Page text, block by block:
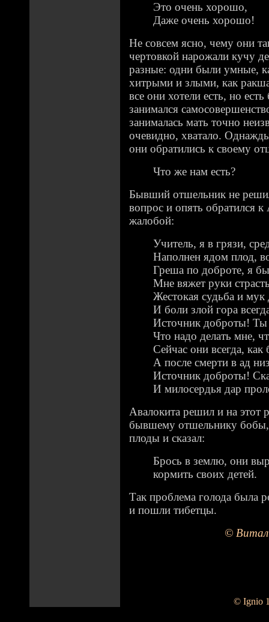
Это очень хорошо,
Даже очень хорошо!
Не совсем ясно, чему они
чертовкой нарожали кучу
разные: одни были умные,
хитрыми и злыми, как
все они хотели есть, но
занимался
занималась мать точно
очевидно, хватало.
они обратились к своему
Что же нам есть?
Бывший отшельник не
вопрос и опять обратился
жалобой:
Учитель, я в грязи,
Наполнен ядом плод,
Греша по доброте, я
Мне вяжет руки
Жестокая судьба и
И боли злой гора
Источник доброты! Ты
Что надо делать мне,
Сейчас они всегда,
А после смерти в ад
Источник доброты!
И милосердья дар
Авалокита решил и на этот
бывшему отшельнику
плоды и сказал:
Брось в землю, они
кормить своих детей.
Так проблема голода была
и пошли тибетцы.
©
© Ignio